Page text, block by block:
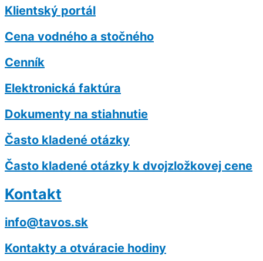
Klientský portál
Cena vodného a stočného
Cenník
Elektronická faktúra
Dokumenty na stiahnutie
Často kladené otázky
Často kladené otázky k dvojzložkovej cene
Kontakt
info@tavos.sk
Kontakty a otváracie hodiny